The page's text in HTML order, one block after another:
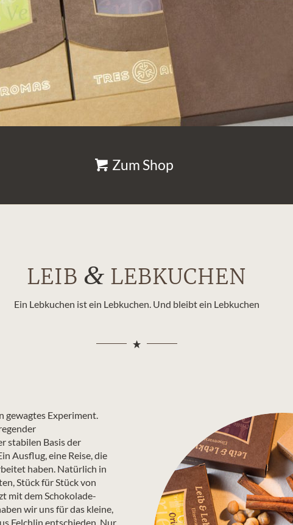
Zum Shop
LEIB & LEBKUCHEN
Ein Lebkuchen ist ein Lebkuchen. Und bleibt ein Lebkuchen
gewagtes Experiment.
stabilen Basis der
Ausflug, eine Reise, die
haben. Natürlich in
Stück für Stück von
mit dem Schokolade-
wir uns für das kleine,
Felchlin entschieden. Nur